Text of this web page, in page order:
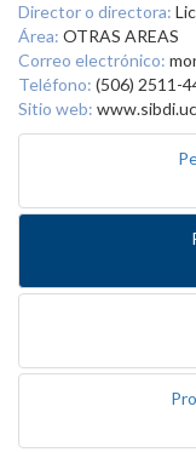
Director o directora:
Área: OTRAS AREAS
Correo electrónico:
Teléfono: (506) 2511-
Sitio web: